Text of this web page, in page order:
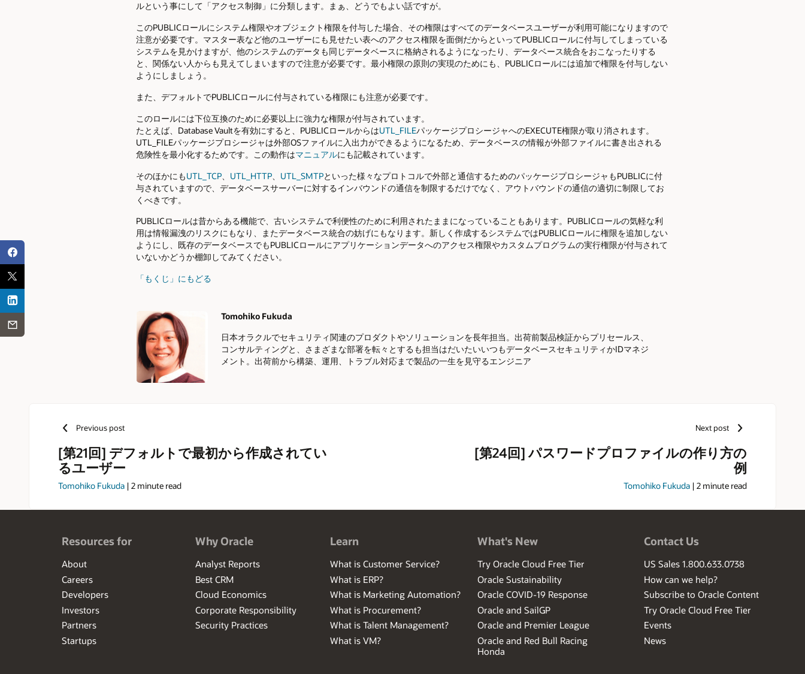
ルという事にして「アクセス制御」に分類します。まぁ、どうでもよい話ですが。
このPUBLICロールにシステム権限やオブジェクト権限を付与した場合、その権限はすべてのデータベースユーザーが利用可能になりますので
注意が必要です。マスター表など他のユーザーにも見せたい表へのアクセス権限を面倒だからといってPUBLICロールに付与してしまっている
システムを見かけますが、他のシステムのデータも同じデータベースに格納されるようになったり、データベース統合をおこなったりする
と、関係ない人からも見えてしまいますので注意が必要です。最小権限の原則の実現のためにも、PUBLICロールには追加で権限を付与しない
ようにしましょう。
また、デフォルトでPUBLICロールに付与されている権限にも注意が必要です。
このロールには下位互換のために必要以上に強力な権限が付与されています。
たとえば、Database Vaultを有効にすると、PUBLICロールからはUTL_FILEパッケージプロシージャへのEXECUTE権限が取り消されます。
UTL_FILEパッケージプロシージャは外部OSファイルに入出力ができるようになるため、データベースの情報が外部ファイルに書き出される
危険性を最小化するためです。この動作はマニュアルにも記載されています。
そのほかにもUTL_TCP UTL_HTTP UTL_SMTPといった様々なプロトコルで外部と通信するためのパッケージプロシージャもPUBLICに付
与されていますので、データベースサーバーに対するインバウンドの通信を制限するだけでなく、アウトバウンドの通信の適切に制限してお
くべきです。
PUBLICロールは昔からある機能で、古いシステムで利便性のために利用されたままになっていることもあります。PUBLICロールの気軽な利
用は情報漏洩のリスクにもなり、またデータベース統合の妨げにもなります。新しく作成するシステムではPUBLICロールに権限を追加しない
ようにし、既存のデータベースでもPUBLICロールにアプリケーションデータへのアクセス権限やカスタムプログラムの実行権限が付与されて
いないかどうか棚卸してみてください。
「もくじ」にもどる
Authors
Tomohiko Fukuda
日本オラクルでセキュリティ関連のプロダクトやソリューションを長年担当。出荷前製品検証からプリセールス、
コンサルティングと、さまざまな部署を転々とするも担当はだいたいいつもデータベースセキュリティかIDマネジ
メント。出荷前から構築、運用、トラブル対応まで製品の一生を見守るエンジニア
Previous post
[第21回] デフォルトで最初から作成されてい
るユーザー
Tomohiko Fukuda | 2 minute read
Next post
[第24回] パスワードプロファイルの作り方の
例
Tomohiko Fukuda | 2 minute read
Resources for
About
Careers
Developers
Investors
Partners
Startups
Why Oracle
Analyst Reports
Best CRM
Cloud Economics
Corporate Responsibility
Security Practices
Learn
What is Customer Service?
What is ERP?
What is Marketing Automation?
What is Procurement?
What is Talent Management?
What is VM?
What's New
Try Oracle Cloud Free Tier
Oracle Sustainability
Oracle COVID-19 Response
Oracle and SailGP
Oracle and Premier League
Oracle and Red Bull Racing
Honda
Contact Us
US Sales 1.800.633.0738
How can we help?
Subscribe to Oracle Content
Try Oracle Cloud Free Tier
Events
News